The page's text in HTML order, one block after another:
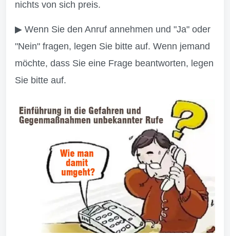
nichts von sich preis.
▶ Wenn Sie den Anruf annehmen und "Ja" oder
"Nein" fragen, legen Sie bitte auf. Wenn jemand
möchte, dass Sie eine Frage beantworten, legen
Sie bitte auf.